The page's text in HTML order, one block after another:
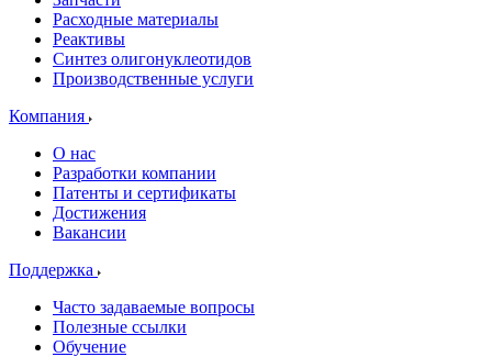
Расходные материалы
Реактивы
Синтез олигонуклеотидов
Производственные услуги
Компания
О нас
Разработки компании
Патенты и сертификаты
Достижения
Вакансии
Поддержка
Часто задаваемые вопросы
Полезные ссылки
Обучение